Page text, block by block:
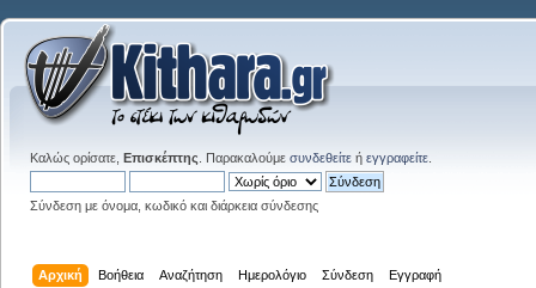
Καλώς ορίσατε, Επισκέπτης . Παρακαλούμε συνδεθείτε ή εγγραφείτε
Σύνδεση με όνομα, κωδικό και διάρκεια σύνδεσης
Αρχική Βοήθεια Αναζήτηση Ημερολόγιο Σύνδεση Εγγραφή